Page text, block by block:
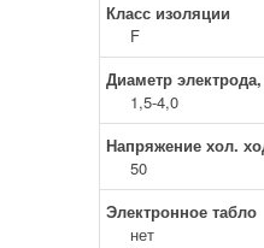
Класс изоляции
F
Диаметр
1,5-4,0
Напряжение хол.
50
Электронное табло
нет